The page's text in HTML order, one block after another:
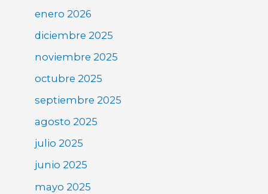
enero 2026
diciembre 2025
noviembre 2025
octubre 2025
septiembre 2025
agosto 2025
julio 2025
junio 2025
mayo 2025